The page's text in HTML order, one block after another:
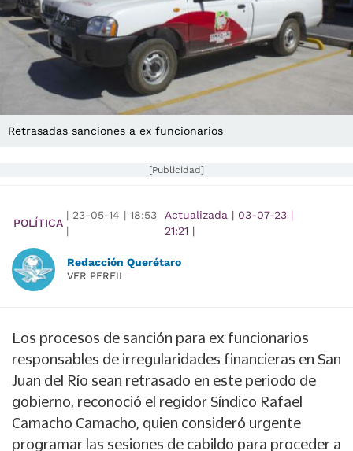
Retrasadas sanciones a ex funcionarios
[Publicidad]
POLÍTICA
| 23-05-14 | 18:53
|
Actualizada | 03-07-23 |
21:21 |
Redacción Querétaro
VER PERFIL
Los procesos de sanción para ex funcionarios
responsables de irregularidades financieras en San
Juan del Río sean retrasado en este periodo de
gobierno, reconoció el regidor Síndico Rafael
Camacho Camacho, quien consideró urgente
programar las sesiones de cabildo para proceder a